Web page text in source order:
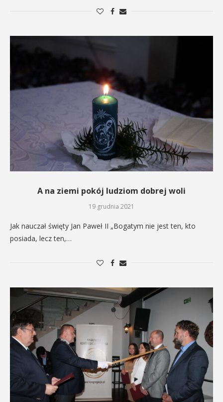
A na ziemi pokój ludziom dobrej woli
19 grudnia 2021
Jak nauczał święty Jan Paweł II „Bogatym nie jest ten, kto
posiada, lecz ten,…